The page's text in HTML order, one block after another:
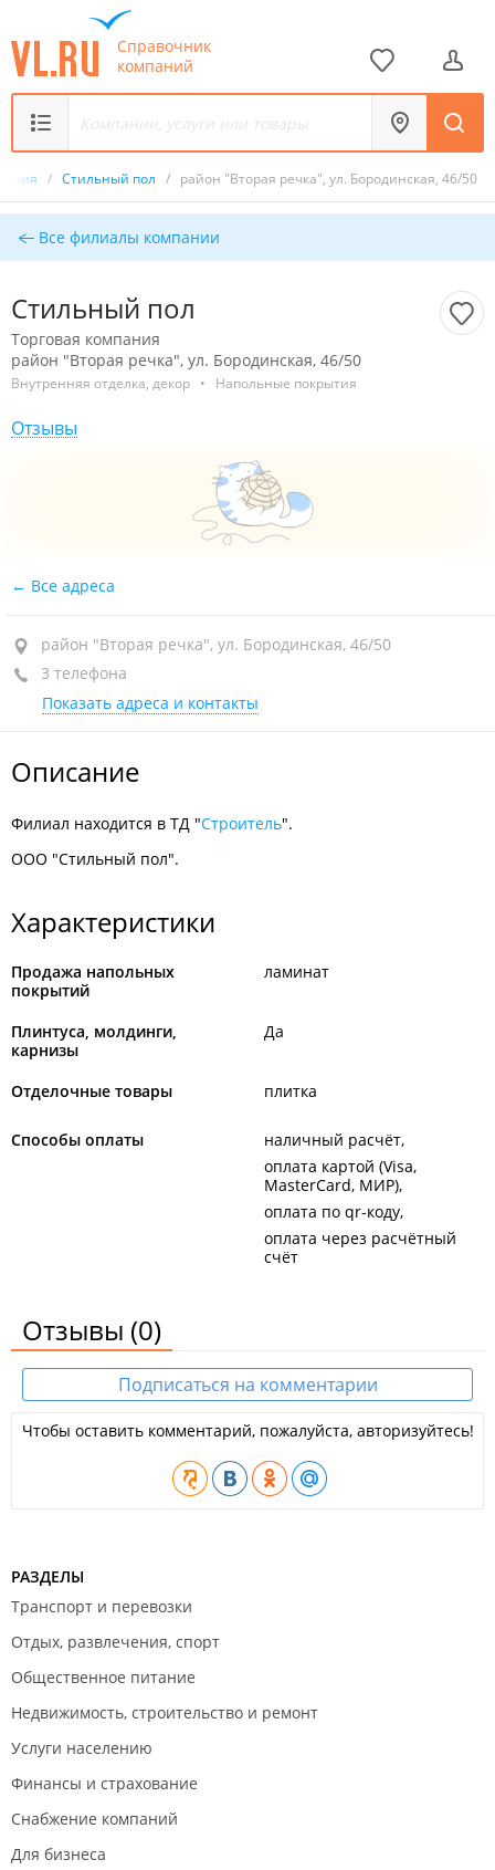
Справочник
компаний
/ Стильный пол / район "Вторая речка", ул. Бородинская, 46/50
Все филиалы компании
Стильный пол
Торговая компания
район "Вторая речка", ул. Бородинская, 46/50
Внутренняя отделка, декор • Напольные покрытия
Отзывы
Все адреса
район "Вторая речка", ул. Бородинская, 46/50
3 телефона
Показать адреса и контакты
Описание
Филиал находится в ТД "Строитель".
ООО "Стильный пол".
Характеристики
Продажа напольных
покрытий
ламинат
Плинтуса, молдинги,
карнизы
Да
Отделочные товары плитка
Способы оплаты
наличный расчёт
оплата картой (Visa,
MasterCard, МИР)
оплата по qr-коду
оплата через расчётный
счёт
Отзывы (0)
Подписаться на комментарии
Чтобы оставить комментарий, пожалуйста, авторизуйтесь!
РАЗДЕЛЫ
Транспорт и перевозки
Отдых, развлечения, спорт
Общественное питание
Недвижимость, строительство и ремонт
Услуги населению
Финансы и страхование
Снабжение компаний
Для бизнеса